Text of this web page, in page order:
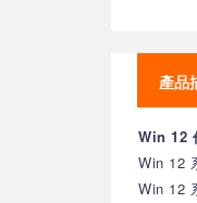
產品
Win 12
Win 12
Win 12